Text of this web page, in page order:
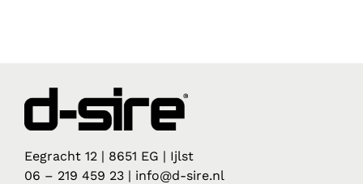
Eegracht 12 | 8651 EG | Ijlst
06 – 219 459 23 | info@d-sire.nl